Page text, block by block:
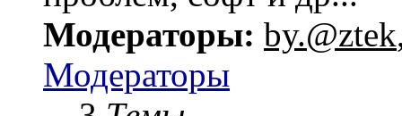
Модераторы: by.@ztek
Модераторы